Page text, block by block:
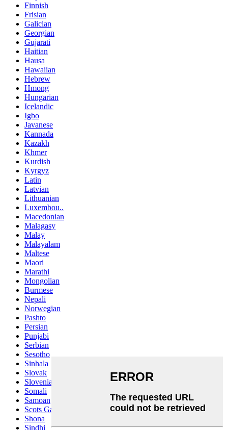
Finnish
Frisian
Galician
Georgian
Gujarati
Haitian
Hausa
Hawaiian
Hebrew
Hmong
Hungarian
Icelandic
Igbo
Javanese
Kannada
Kazakh
Khmer
Kurdish
Kyrgyz
Latin
Latvian
Lithuanian
Luxembou..
Macedonian
Malagasy
Malay
Malayalam
Maltese
Maori
Marathi
Mongolian
Burmese
Nepali
Norwegian
Pashto
Persian
Punjabi
Serbian
Sesotho
Sinhala
Slovak
Slovenian
Somali
Samoan
Scots Gaelic
Shona
Sindhi